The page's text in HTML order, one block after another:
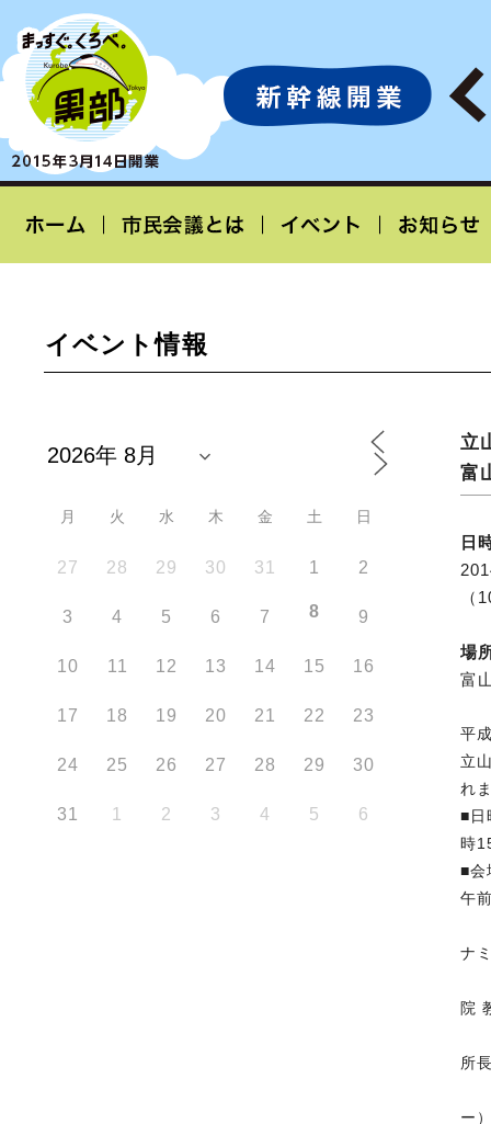
イベント情報
月 火 水 木 金 土 日
27 28 29 30 31 1 2
3 4 5 6 7 8 9
10 11 12 13 14 15 16
17 18 19 20 21 22 23
24 25 26 27 28 29 30
31 1 2 3 4 5 6
立
富
日
（
場
富
平
立
れ
■日
時
■会
午
ナ
院
所
ー